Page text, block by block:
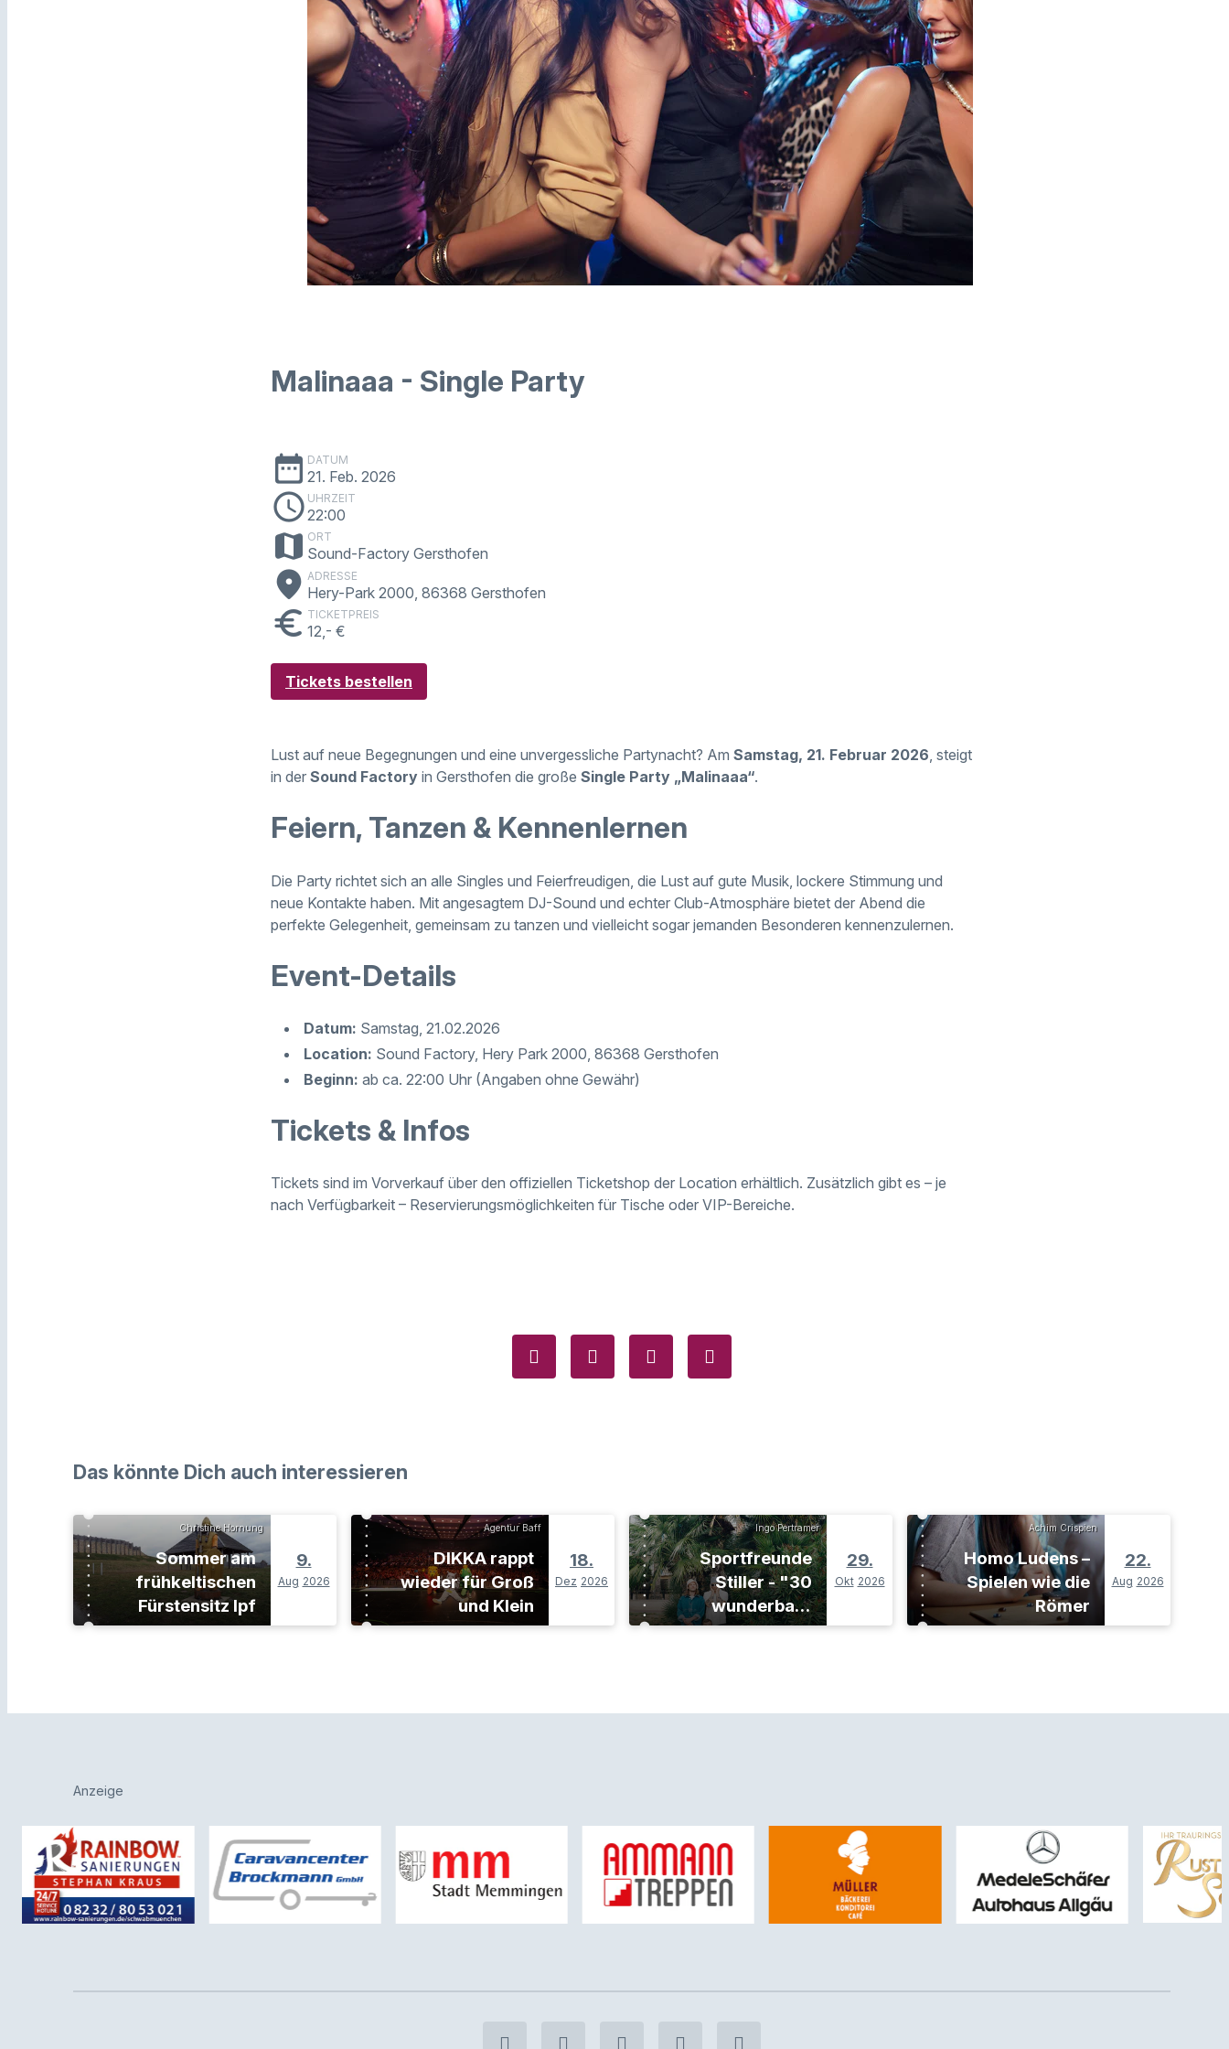
Malinaaa - Single Party
date_range DATUM
21. Feb. 2026
schedule UHRZEIT
22:00
map ORT
Sound-Factory Gersthofen
place ADRESSE
Hery-Park 2000, 86368 Gersthofen
euro TICKETPREIS
12,- €
Tickets bestellen
Lust auf neue Begegnungen und eine unvergessliche Partynacht? Am Samstag, 21. Februar 2026, steigt
in der Sound Factory in Gersthofen die große Single Party „Malinaaa“.
Feiern, Tanzen & Kennenlernen
Die Party richtet sich an alle Singles und Feierfreudigen, die Lust auf gute Musik, lockere Stimmung und
neue Kontakte haben. Mit angesagtem DJ-Sound und echter Club-Atmosphäre bietet der Abend die
perfekte Gelegenheit, gemeinsam zu tanzen und vielleicht sogar jemanden Besonderen kennenzulernen.
Event-Details
Datum: Samstag, 21.02.2026
Location: Sound Factory, Hery Park 2000, 86368 Gersthofen
Beginn: ab ca. 22:00 Uhr (Angaben ohne Gewähr)
Tickets & Infos
Tickets sind im Vorverkauf über den offiziellen Ticketshop der Location erhältlich. Zusätzlich gibt es – je
nach Verfügbarkeit – Reservierungsmöglichkeiten für Tische oder VIP-Bereiche.
Das könnte Dich auch interessieren
Christine Hornung
Sommer am
frühkeltischen
Fürstensitz Ipf
9.
Aug 2026
Agentur Baff
DIKKA rappt
wieder für Groß
und Klein
18.
Dez 2026
Ingo Pertramer
Sportfreunde
Stiller - "30
wunderbare
Jahre"-Tour
29.
Okt 2026
Achim Crispien
Homo Ludens –
Spielen wie die
Römer
22.
Aug 2026
Anzeige